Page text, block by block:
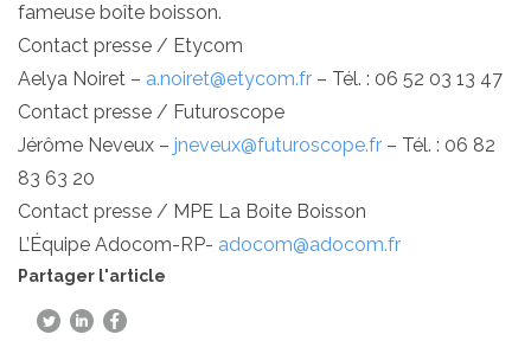
fameuse boîte boisson.
Contact presse / Etycom
Aelya Noiret – a.noiret@etycom.fr – Tél. : 06 52 03 13 47
Contact presse / Futuroscope
Jérôme Neveux – jneveux@futuroscope.fr – Tél. : 06 82
83 63 20
Contact presse / MPE La Boite Boisson
L’Équipe Adocom-RP- adocom@adocom.fr
Partager l'article